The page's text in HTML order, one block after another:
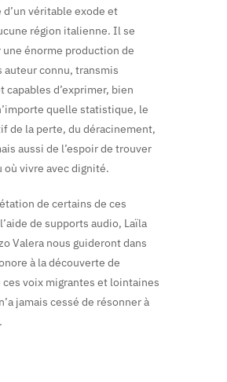
véritable exode et
région italienne. Il se
énorme production de
auteur connu, transmis
capables d’exprimer, bien
quelle statistique, le
de la perte, du déracinement,
aussi de l’espoir de trouver
où vivre avec dignité.
de certains de ces
de supports audio, Laïla
Valera nous guideront dans
à la découverte de
ces voix migrantes et lointaines
jamais cessé de résonner à